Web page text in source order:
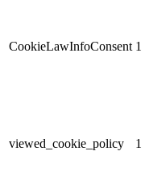
CookieLawInfoConsent 1
viewed_cookie_policy 1